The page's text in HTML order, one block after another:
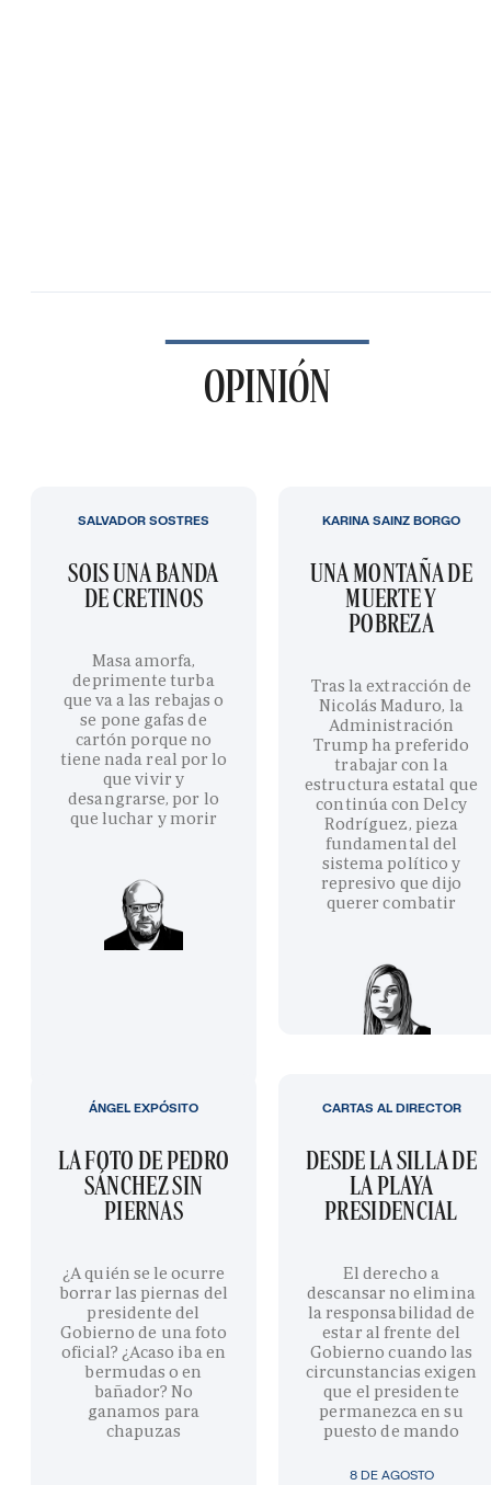
OPINIÓN
SOIS UNA BANDA
DE CRETINOS
Masa amorfa,
deprimente turba
que va a las rebajas o
se pone gafas de
cartón porque no
tiene nada real por lo
que vivir y
desangrarse, por lo
que luchar y morir
SALVADOR SOSTRES
UNA MONTAÑA DE
MUERTE Y
POBREZA
Tras la extracción de
Nicolás Maduro, la
Administración
Trump ha preferido
trabajar con la
estructura estatal que
continúa con Delcy
Rodríguez, pieza
fundamental del
sistema político y
represivo que dijo
querer combatir
KARINA SAINZ BORGO
LA FOTO DE PEDRO
SÁNCHEZ SIN
PIERNAS
¿A quién se le ocurre
borrar las piernas del
presidente del
Gobierno de una foto
oficial? ¿Acaso iba en
bermudas o en
bañador? No
ganamos para
chapuzas
ÁNGEL EXPÓSITO
8 DE AGOSTO
DESDE LA SILLA DE
LA PLAYA
PRESIDENCIAL
El derecho a
descansar no elimina
la responsabilidad de
estar al frente del
Gobierno cuando las
circunstancias exigen
que el presidente
permanezca en su
puesto de mando
CARTAS AL DIRECTOR